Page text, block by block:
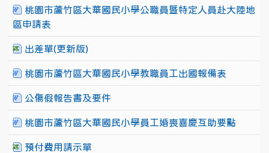
桃園市蘆竹區大華國民小學公職員暨特定人員赴大陸地
區申請表
出差單(更新版)
桃園市蘆竹區大華國民小學教職員工出國報備表
公傷假報告書及要件
桃園市蘆竹區大華國民小學員工婚喪喜慶互助要點
預付費用請示單